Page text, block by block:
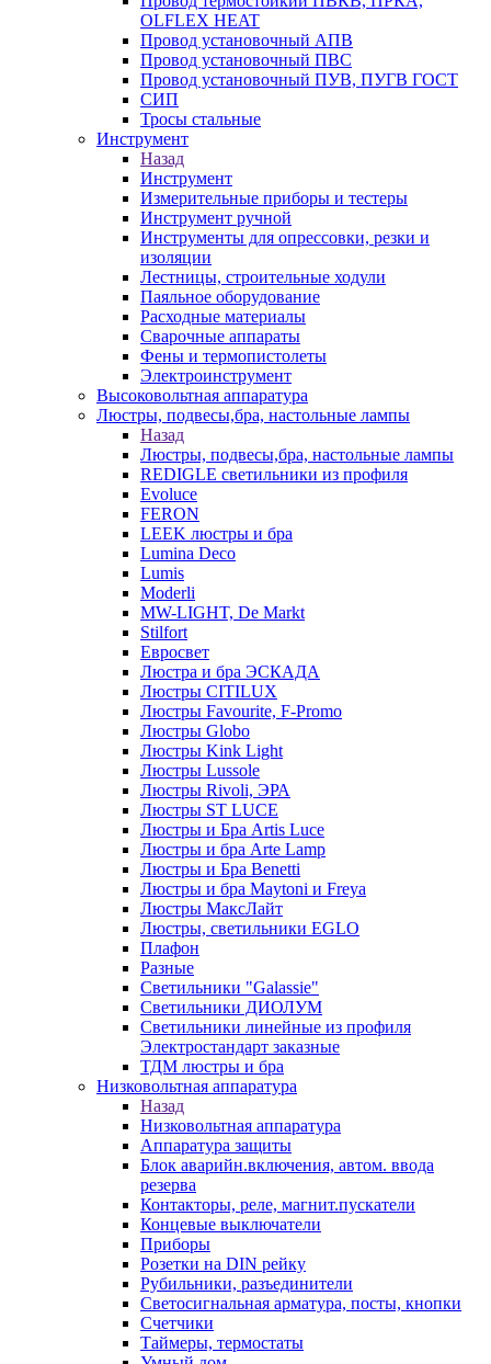
OLFLEX HEAT
Провод установочный АПВ
Провод установочный ПВС
Провод установочный ПУВ, ПУГВ ГОСТ
СИП
Тросы стальные
Инструмент
Назад
Инструмент
Измерительные приборы и тестеры
Инструмент ручной
Инструменты для опрессовки, резки и
изоляции
Лестницы, строительные ходули
Паяльное оборудование
Расходные материалы
Сварочные аппараты
Фены и термопистолеты
Электроинструмент
Высоковольтная аппаратура
Люстры, подвесы,бра, настольные лампы
Назад
Люстры, подвесы,бра, настольные лампы
REDIGLE светильники из профиля
Evoluce
FERON
LEEK люстры и бра
Lumina Deco
Lumis
Moderli
MW-LIGHT, De Markt
Stilfort
Евросвет
Люстра и бра ЭСКАДА
Люстры CITILUX
Люстры Favourite, F-Promo
Люстры Globo
Люстры Kink Light
Люстры Lussole
Люстры Rivoli, ЭРА
Люстры ST LUCE
Люстры и Бра Artis Luce
Люстры и бра Arte Lamp
Люстры и Бра Benetti
Люстры и бра Maytoni и Freya
Люстры МаксЛайт
Люстры, светильники EGLO
Плафон
Разные
Светильники "Galassie"
Светильники ДИОЛУМ
Светильники линейные из профиля
Электростандарт заказные
ТДМ люстры и бра
Низковольтная аппаратура
Назад
Низковольтная аппаратура
Аппаратура защиты
Блок аварийн.включения, автом. ввода
резерва
Контакторы, реле, магнит.пускатели
Концевые выключатели
Приборы
Розетки на DIN рейку
Рубильники, разъединители
Светосигнальная арматура, посты, кнопки
Счетчики
Таймеры, термостаты